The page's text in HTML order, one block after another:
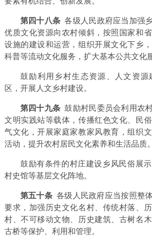
第四十八条各级人民政府应当加强
优质文化资源向农村倾斜，按照国家和
设施的建设和运营，组织开展文化下乡，
科普等流动文化服务，扩大基本公共文化
鼓励利用乡村生态资源、人文资源
区，开展人文乡村建设。
第四十九条鼓励村民委员会利用农
文明实践站等载体，传播红色文化、民
气文化，开展家庭家教家风教育，组织
活动，提升农村居民文化素养和生活品质。
鼓励有条件的村庄建设乡风民俗展示
村史馆等基层文化阵地。
第五十条 各级人民政府应当按照整
要求，加强历史文化名村、传统村落、
村、不可移动文物、历史建筑、古树名
古桥等保护、利用和管理。